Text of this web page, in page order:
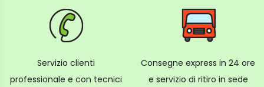
Servizio clienti
professionale e con tecnici
Consegne express in 24 ore
e servizio di ritiro in sede